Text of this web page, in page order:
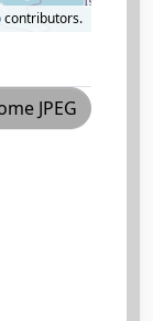
contributors.
JPEG